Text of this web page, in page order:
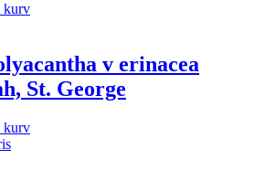
kurv
v erinacea
St. George
kurv